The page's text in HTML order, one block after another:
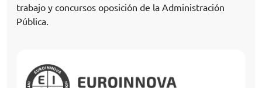
trabajo y concursos oposición de la Administración
Pública.